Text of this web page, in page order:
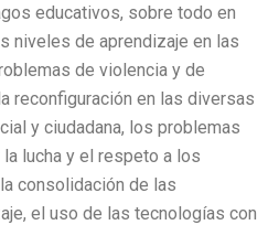
educativos, sobre todo en
niveles de aprendizaje en las
de violencia y de
reconfiguración en las diversas
y ciudadana, los problemas
lucha y el respeto a los
consolidación de las
el uso de las tecnologías con